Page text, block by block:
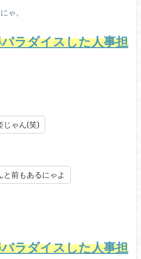
ゃ。
ラダイスした人事担
じゃん(笑)
と前もあるにゃよ
ラダイスした人事担